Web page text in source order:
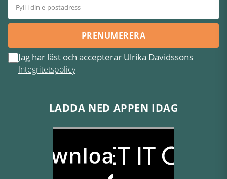
PRENUMERERA
Jag har läst och accepterar Ulrika Davidssons
Integritetspolicy
LADDA NED APPEN IDAG